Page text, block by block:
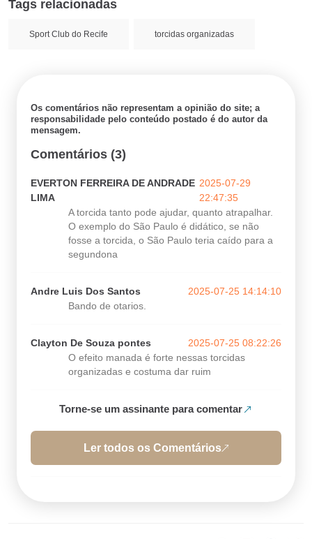
Tags relacionadas
Sport Club do Recife torcidas organizadas
Os comentários não representam a opinião do site; a
responsabilidade pelo conteúdo postado é do autor da
mensagem.
Comentários (3)
EVERTON FERREIRA DE ANDRADE
LIMA
2025-07-29
22:47:35
A torcida tanto pode ajudar, quanto atrapalhar.
O exemplo do São Paulo é didático, se não
fosse a torcida, o São Paulo teria caído para a
segundona
Andre Luis Dos Santos
2025-07-25 14:14:10
Bando de otarios.
Clayton De Souza pontes
2025-07-25 08:22:26
O efeito manada é forte nessas torcidas
organizadas e costuma dar ruim
Torne-se um assinante para comentar
Ler todos os Comentários